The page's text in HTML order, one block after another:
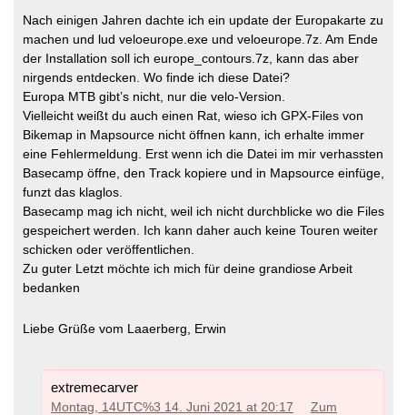
Nach einigen Jahren dachte ich ein update der Europakarte zu
machen und lud veloeurope.exe und veloeurope.7z. Am Ende
der Installation soll ich europe_contours.7z, kann das aber
nirgends entdecken. Wo finde ich diese Datei?
Europa MTB gibt’s nicht, nur die velo-Version.
Vielleicht weißt du auch einen Rat, wieso ich GPX-Files von
Bikemap in Mapsource nicht öffnen kann, ich erhalte immer
eine Fehlermeldung. Erst wenn ich die Datei im mir verhassten
Basecamp öffne, den Track kopiere und in Mapsource einfüge,
funzt das klaglos.
Basecamp mag ich nicht, weil ich nicht durchblicke wo die Files
gespeichert werden. Ich kann daher auch keine Touren weiter
schicken oder veröffentlichen.
Zu guter Letzt möchte ich mich für deine grandiose Arbeit
bedanken
Liebe Grüße vom Laaerberg, Erwin
extremecarver
Montag, 14UTC%3 14. Juni 2021 at 20:17
Zum